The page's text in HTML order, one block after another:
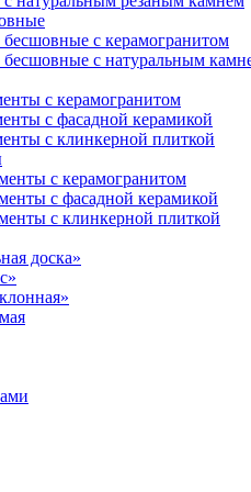
с керамогранитом
с натуральным
с керамогранитом
с фасадной керамикой
с клинкерной плиткой
с керамогранитом
с фасадной керамикой
с клинкерной плиткой
доска»